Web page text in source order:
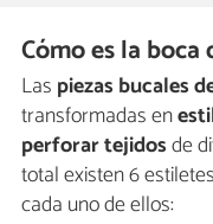
Cómo es la
Las piezas bucales
transformadas en
perforar tejidosde
total existen 6
cada uno de ellos: